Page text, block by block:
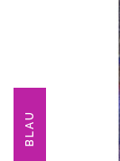
BLAU